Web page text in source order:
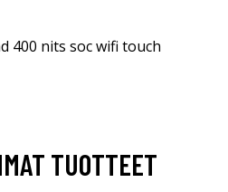
400 nits soc wifi touch
TUOTTEET